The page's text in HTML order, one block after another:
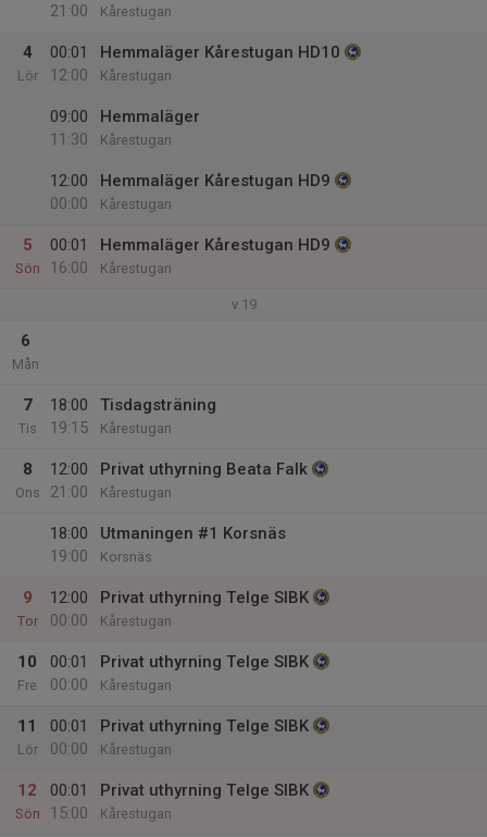
21:00
Kårestugan
4
Lör
00:01
12:00
Hemmaläger Kårestugan HD10
Kårestugan
09:00
11:30
Hemmaläger
Kårestugan
12:00
00:00
Hemmaläger Kårestugan HD9
Kårestugan
5
Sön
00:01
16:00
Hemmaläger Kårestugan HD9
Kårestugan
v.19
6
Mån
7
Tis
18:00
19:15
Tisdagsträning
Kårestugan
8
Ons
12:00
21:00
Privat uthyrning Beata Falk
Kårestugan
18:00
19:00
Utmaningen #1 Korsnäs
Korsnäs
9
Tor
12:00
00:00
Privat uthyrning Telge SIBK
Kårestugan
10
Fre
00:01
00:00
Privat uthyrning Telge SIBK
Kårestugan
11
Lör
00:01
00:00
Privat uthyrning Telge SIBK
Kårestugan
12
Sön
00:01
15:00
Privat uthyrning Telge SIBK
Kårestugan